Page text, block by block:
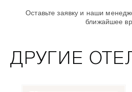
Оставьте заявку и наши
ближайшее
ДРУГИЕ